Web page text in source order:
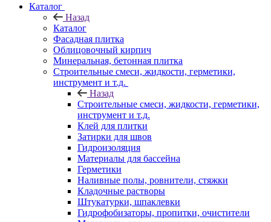
Каталог
Назад
Каталог
Фасадная плитка
Облицовочный кирпич
Минеральная, бетонная плитка
Строительные смеси, жидкости, герметики,
инструмент и т.д.
Назад
Строительные смеси, жидкости, герметики,
инструмент и т.д.
Клей для плитки
Затирки для швов
Гидроизоляция
Материалы для бассейна
Герметики
Наливные полы, ровнители, стяжки
Кладочные растворы
Штукатурки, шпаклевки
Гидрофобизаторы, пропитки, очистители